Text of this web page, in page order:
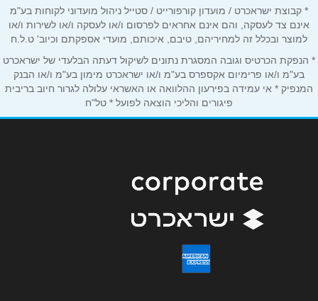
טלפון*
*
* קבוצת ישראכרט / מועדון קורפורייט / סטייל ניהול מועדוני לקוחות בע"מ
אינם צד לעסקה, והם אינם אחראים לפרסום ו/או לעסקה ו/או לשירות ו/או
למוצר ובכלל זה למחיריהם, טיבם, איכותם, מועדי אספקתם וכיוב' ט.ל.ח
* הנפקת הכרטיס וגובה המסגרת נתונים לשיקול דעתה הבלעדי של ישראכרט
בע"מ ו/או פרימיום אקספרס בע"מ ו/או ישראכרט מימון בע"מ ו/או הבנק
המנפיק * אי עמידה בפירעון ההלוואה או האשראי עלולה לגרור חיוב בריבית
פיגורים והליכי הוצאה לפועל * טל"ח